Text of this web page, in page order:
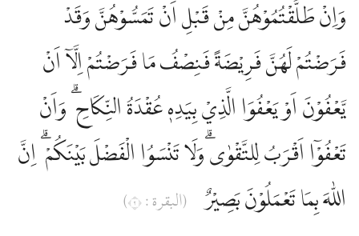
وَاِنْ طَلَّقْتُمُوْهُنَّ مِنْ قَبْلِ اَنْ تَمَسُّوْهُنَّ وَقَدْ
فَرَضْتُمْ لَهُنَّ فَرِيْضَةً فَنِصْفُ مَا فَرَضْتُمْ اِلَّآ اَنْ
يَّعْفُوْنَ اَوْ يَعْفُوَا الَّذِيْ بِيَدِهٖ عُقْدَةُ النِّكَاحِ ۗ وَاَنْ
تَعْفُوْٓا اَقْرَبُ لِلتَّقْوٰىۗ وَلَا تَنْسَوُا الْفَضْلَ بَيْنَكُمْ ۗ اِنَّ
اللّٰهَ بِمَا تَعْمَلُوْنَ بَصِيْرٌ
(البقرة : ٢)